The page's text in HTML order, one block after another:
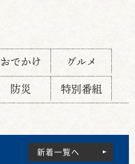
おでかけ
グルメ
防災 特別番組
新着一覧へ